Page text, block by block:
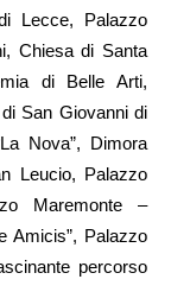
Lecce, Palazzo
Chiesa di Santa
di Belle Arti,
San Giovanni di
Nova”, Dimora
Leucio, Palazzo
Maremonte –
Amicis”, Palazzo
percorso